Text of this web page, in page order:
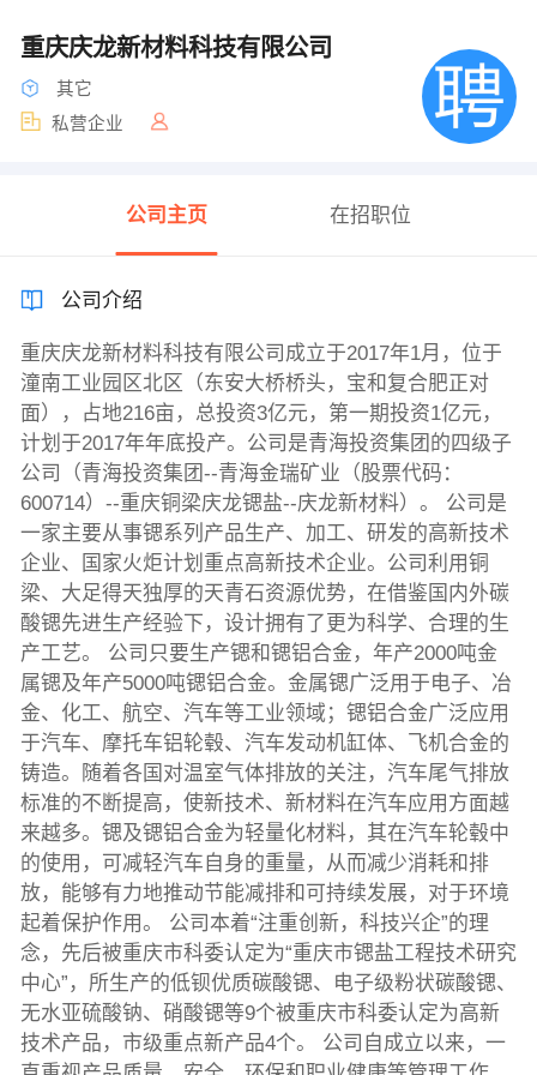
重庆庆龙新材料科技有限公司
其它
私营企业
公司主页 在招职位
公司介绍
重庆庆龙新材料科技有限公司成立于2017年1月，位于
潼南工业园区北区（东安大桥桥头，宝和复合肥正对
面），占地216亩，总投资3亿元，第一期投资1亿元，
计划于2017年年底投产。公司是青海投资集团的四级子
公司（青海投资集团--青海金瑞矿业（股票代码：
600714）--重庆铜梁庆龙锶盐--庆龙新材料）。 公司是
一家主要从事锶系列产品生产、加工、研发的高新技术
企业、国家火炬计划重点高新技术企业。公司利用铜
梁、大足得天独厚的天青石资源优势，在借鉴国内外碳
酸锶先进生产经验下，设计拥有了更为科学、合理的生
产工艺。 公司只要生产锶和锶铝合金，年产2000吨金
属锶及年产5000吨锶铝合金。金属锶广泛用于电子、冶
金、化工、航空、汽车等工业领域；锶铝合金广泛应用
于汽车、摩托车铝轮毂、汽车发动机缸体、飞机合金的
铸造。随着各国对温室气体排放的关注，汽车尾气排放
标准的不断提高，使新技术、新材料在汽车应用方面越
来越多。锶及锶铝合金为轻量化材料，其在汽车轮毂中
的使用，可减轻汽车自身的重量，从而减少消耗和排
放，能够有力地推动节能减排和可持续发展，对于环境
起着保护作用。 公司本着“注重创新，科技兴企”的理
念，先后被重庆市科委认定为“重庆市锶盐工程技术研究
中心”，所生产的低钡优质碳酸锶、电子级粉状碳酸锶、
无水亚硫酸钠、硝酸锶等9个被重庆市科委认定为高新
技术产品，市级重点新产品4个。 公司自成立以来，一